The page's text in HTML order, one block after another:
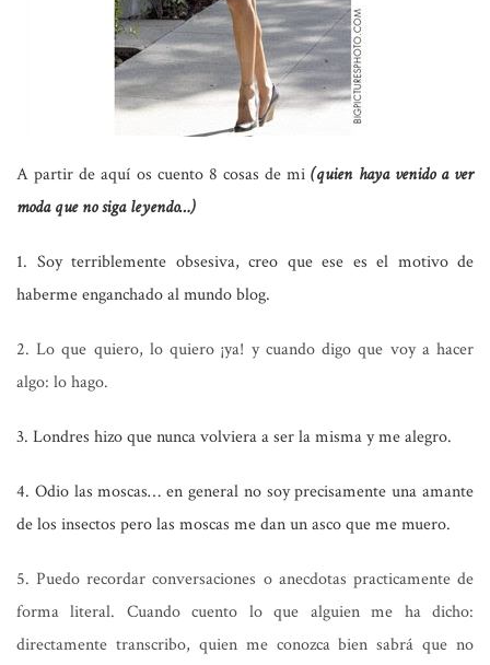
A partir de aquí os cuento 8 cosas de mi(quien haya venido a ver
moda que no siga leyendo…)
1. Soy terriblemente obsesiva, creo que ese es el motivo de
haberme enganchado al mundo blog.
2. Lo que quiero, lo quiero ¡ya! y cuando digo que voy a hacer
algo: lo hago.
3. Londres hizo que nunca volviera a ser la misma y me alegro.
4. Odio las moscas… en general no soy precisamente una amante
de los insectos pero las moscas me dan un asco que me muero.
5. Puedo recordar conversaciones o anecdotas practicamente de
forma literal. Cuando cuento lo que alguien me ha dicho:
directamente transcribo, quien me conozca bien sabrá que no